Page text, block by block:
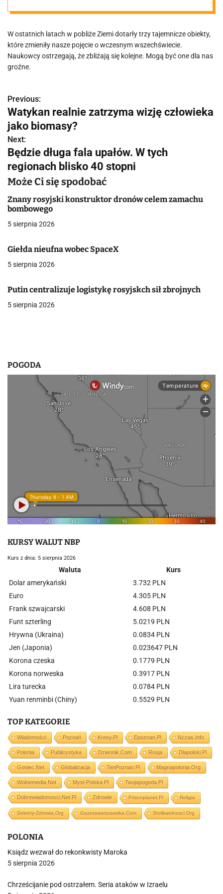
bezradni
W ostatnich latach w pobliże Ziemi dotarły trzy tajemnicze obiekty,
które zmieniły nasze pojęcie o wczesnym wszechświecie.
Naukowcy ostrzegają, że zbliżają się kolejne. Mogą być one dla nas
groźne.
N
a
w
i
g
a
c
a
p
i
Previous:
Watykan realnie zatrzyma wizję człowieka
jako biomasy?
Next:
Będzie długa fala upałów. W tych
regionach blisko 40 stopni
Może Ci się spodobać
Znany rosyjski konstruktor dronów celem zamachu
bombowego
5 sierpnia 2026
Giełda nieufna wobec SpaceX
5 sierpnia 2026
Putin centralizuje logistykę rosyjskch sił zbrojnych
5 sierpnia 2026
POGODA
KURSY WALUT NBP
Kurs z dnia: 5 sierpnia 2026
Waluta
Kurs
Dolar amerykański
3.732 PLN
Euro
4.305 PLN
Frank szwajcarski
4.608 PLN
Funt szterling
5.0219 PLN
Hrywna (Ukraina)
0.0834 PLN
Jen (Japonia)
0.023647 PLN
Korona czeska
0.1779 PLN
Korona norweska
0.3917 PLN
Lira turecka
0.0784 PLN
Yuan renminbi (Chiny)
0.5529 PLN
TOP KATEGORIE
Wiadomości Poznań Kresy.pl Epoznan.pl Nczas.info
Polonia Publicystyka Dziennik.com Rosja Dlapolski.pl
Goniec.net Globalizacja TenPoznan.pl Magnapolonia.org
Wolnemedia.net Mysl-Polska.pl Twojapogoda.pl
Dobrewiadomosci.net.pl Zdrowie Prisonplanet.pl Religia
Sekrety-Zdrowia.org Gazetawarszawska.com Stolikwolnosci.org
POLONIA
Ksiądz wezwał do rekonkwisty Maroka
5 sierpnia 2026
Chrześcijanie pod ostrzałem. Seria ataków w Izraelu